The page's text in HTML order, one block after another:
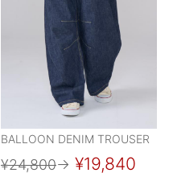
BALLOON DENIM TROUSER
¥24,800→ ¥19,840